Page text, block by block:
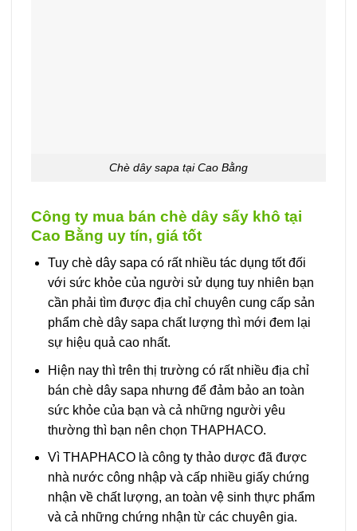
Chè dây sapa tại Cao Bằng
Công ty mua bán chè dây sấy khô tại
Cao Bằng uy tín, giá tốt
Tuy chè dây sapa có rất nhiều tác dụng tốt đối
với sức khỏe của người sử dụng tuy nhiên bạn
cần phải tìm được địa chỉ chuyên cung cấp sản
phẩm chè dây sapa chất lượng thì mới đem lại
sự hiệu quả cao nhất.
Hiện nay thì trên thị trường có rất nhiều địa chỉ
bán chè dây sapa nhưng để đảm bảo an toàn
sức khỏe của bạn và cả những người yêu
thường thì bạn nên chọn THAPHACO.
Vì THAPHACO là công ty thảo dược đã được
nhà nước công nhập và cấp nhiều giấy chứng
nhận về chất lượng, an toàn vệ sinh thực phẩm
và cả những chứng nhận từ các chuyên gia.